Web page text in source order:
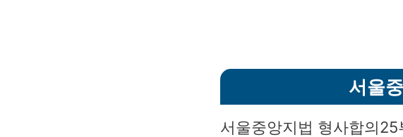
서울
서울중앙지법 형사합의